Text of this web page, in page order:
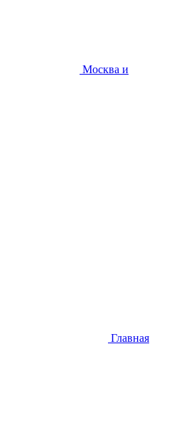
Москва и
Главная